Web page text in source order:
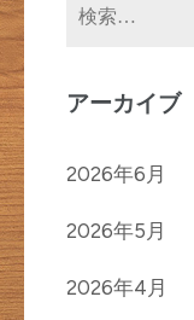
アーカイブ
2026年6月
2026年5月
2026年4月